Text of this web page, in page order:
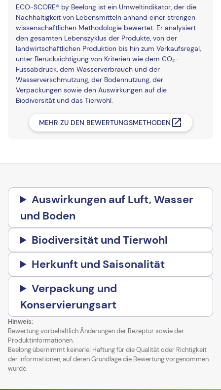
ECO-SCORE® by Beelong ist ein Umweltindikator, der die
Nachhaltigkeit von Lebensmitteln anhand einer strengen
wissenschaftlichen Methodologie bewertet. Er analysiert
den gesamten Lebenszyklus der Produkte, von der
landwirtschaftlichen Produktion bis hin zum Verkaufsregal,
unter Berücksichtigung von Kriterien wie dem CO₂-
Fussabdruck, dem Wasserverbrauch und der
Wasserverschmutzung, der Bodennutzung, der
Verpackungen sowie den Auswirkungen auf die
Biodiversität und das Tierwohl.
MEHR ZU DEN BEWERTUNGSMETHODEN
Auswirkungen auf Luft, Wasser
und Boden
Biodiversität und Tierwohl
Herkunft und Saisonalität
Verpackung und
Konservierungsart
Hinweis:
Bewertung vorbehaltlich Änderungen der Rezeptur sowie der
Produktinformationen.
Beelong übernimmt keinerlei Haftung für die Qualität oder Richtigkeit
der Informationen, auf deren Grundlage die Bewertung vorgenommen
wurde.